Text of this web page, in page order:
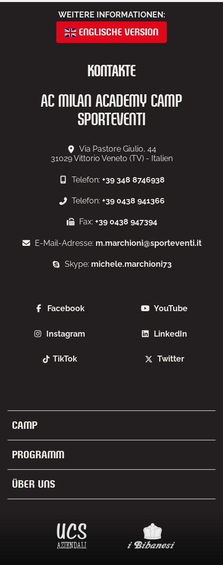
WEITERE INFORMATIONEN:
ENGLISCHE VERSION
KONTAKTE
AC MILAN ACADEMY CAMP
SPORTEVENTI
Via Pastore Giulio, 44
31029Vittorio Veneto (TV) - Italien
Telefon: +39 348 8746938
Telefon: +39 0438 941366
Fax: +39 0438 947394
E-Mail-Adresse: m.marchioni@sporteventi.it
Skype: michele.marchioni73
Facebook YouTube
Instagram LinkedIn
TikTok Twitter
Camp
Programm
Über uns